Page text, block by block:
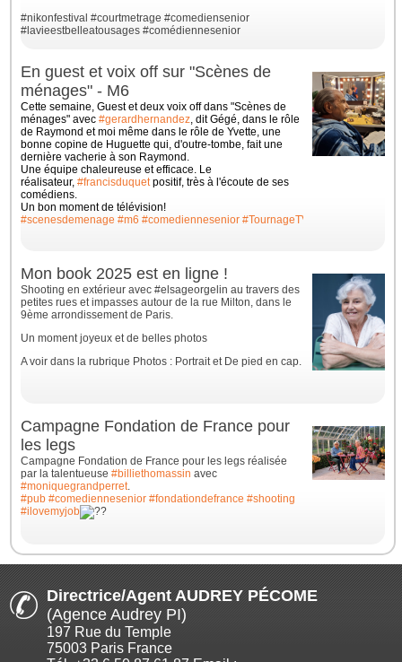
#nikonfestival #courtmetrage #comediensenior
#lavieestbelleatousages #comédiennesenior
En guest et voix off sur "Scènes de
ménages" - M6
Cette semaine, Guest et deux voix off dans "Scènes de
ménages" avec#gerardhernandez, dit Gégé, dans le rôle
de Raymond et moi même dans le rôle de Yvette, une
bonnecopine de Huguette qui, d'outre-tombe, fait une
dernière vacherie à son Raymond.
Une équipe chaleureuse et efficace. Le
réalisateur,#francisduquetpositif, très à l'écoute de ses
comédiens.
Un bon moment de télévision!
#scenesdemenage #m6 #comediennesenior #TournageTV
Mon book 2025 est en ligne !
Shooting en extérieur avec #elsageorgelin au travers des
petites rues et impasses autour de la rue Milton, dans le
9ème arrondissement de Paris.
Un moment joyeux et de belles photos
A voir dans la rubrique Photos : Portrait et De pied en cap.
Campagne Fondation de France pour
les legs
Campagne Fondation de France pour les legs réalisée
par la talentueuse#billiethomassin avec
#moniquegrandperret.
#pub #comediennesenior #fondationdefrance #shooting
#ilovemyjob
Directrice/Agent AUDREY PÉCOME
(Agence Audrey PI)
197 Rue du Temple
75003 Paris France